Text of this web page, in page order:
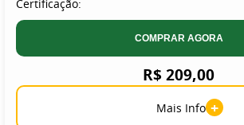
Certificação:
COMPRAR AGORA
R$ 209,00
Mais Info +